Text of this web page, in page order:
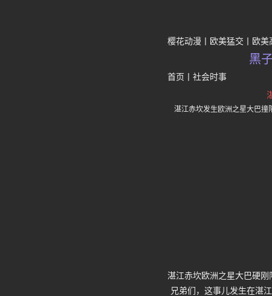
樱花动漫 欧美猛交 欧美
黑
首页 社会时事
湛江赤坎发生欧洲之星大巴撞
湛江赤坎欧洲之星大巴硬刚
兄弟们，这事儿发生在湛